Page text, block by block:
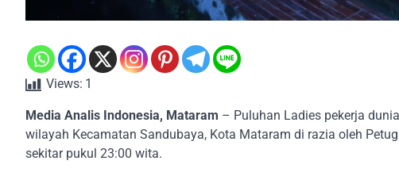
Views: 1
Media Analis Indonesia, Mataram – Puluhan Ladies pekerja
wilayah Kecamatan Sandubaya, Kota Mataram di razia oleh
sekitar pukul 23:00 wita.